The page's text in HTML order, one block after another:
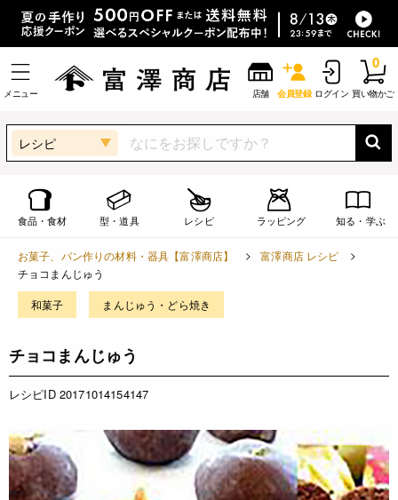
メニュー 店舗 会員登録 ログイン 買い物かご
0
レシピ
食品・食材 型・道具 レシピ ラッピング 知る・学ぶ
お菓子、パン作りの材料・器具【富澤商店】
富澤商店 レシピ
チョコまんじゅう
和菓子 まんじゅう・どら焼き
チョコまんじゅう
レシピID 20171014154147